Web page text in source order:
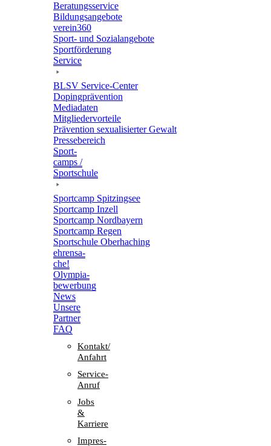
Bera­tungs­ser­vice
Bildungs­an­ge­bote
verein360
Sport- und Sozialangebote
Sport­för­de­rung
Service
BLSV Service-Center
Doping­prä­ven­tion
Media­da­ten
Mitglie­der­vor­teile
Präven­tion sexua­li­sier­ter Gewalt
Pres­se­be­reich
Sport­
camps /
Sportschule
Sport­camp Spitzingsee
Sport­camp Inzell
Sport­camp Nordbayern
Sport­camp Regen
Sport­schule Oberhaching
ehren­sa­
che!
Olym­pia­
be­wer­bung
News
Unsere
Part­ner
FAQ
Kontakt/​​
Anfahrt
Service-
Anruf
Jobs
&
Karriere
Impres­